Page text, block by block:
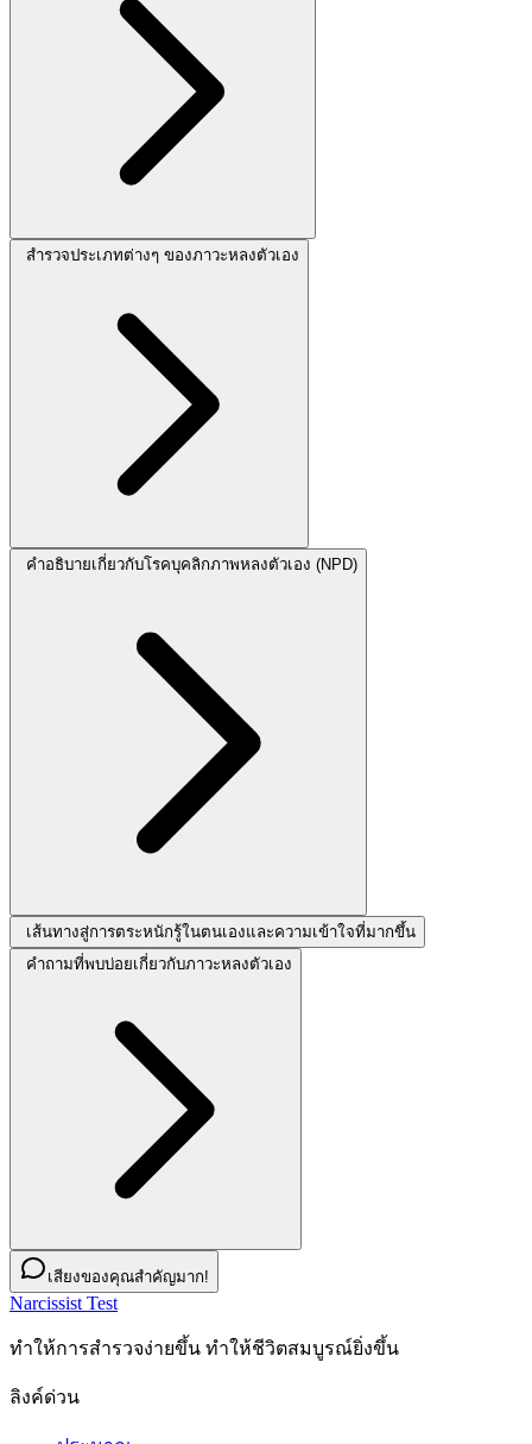
สำรวจประเภทต่างๆ ของภาวะหลงตัวเอง
คำอธิบายเกี่ยวกับโรคบุคลิกภาพหลงตัวเอง (NPD)
เส้นทางสู่การตระหนักรู้ในตนเองและความเข้าใจที่มากขึ้น
คำถามที่พบบ่อยเกี่ยวกับภาวะหลงตัวเอง
เสียงของคุณสำคัญมาก!
Narcissist Test
ทําให้การสํารวจง่ายขึ้น ทําให้ชีวิตสมบูรณ์ยิ่งขึ้น
ลิงค์ด่วน